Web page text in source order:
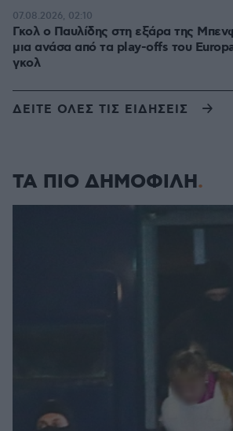
Γκολ ο Παυλίδης στη εξάρα της
μια ανάσα από τα play-offs του
γκολ
07.08.2026, 02:10
ΔΕΙΤΕ ΟΛΕΣ ΤΙΣ ΕΙΔΗΣΕΙΣ
ΤΑ ΠΙΟ ΔΗΜΟΦΙΛΗ